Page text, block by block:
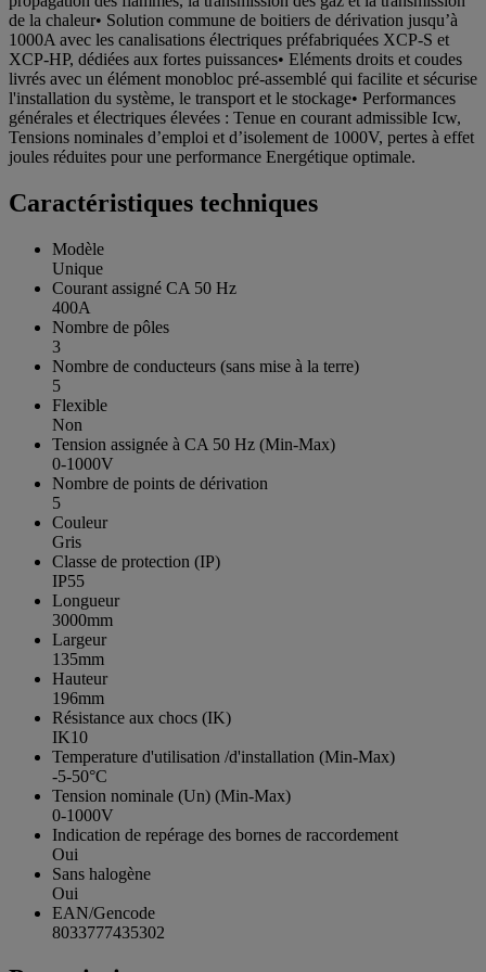
de la chaleur• Solution commune de boitiers de dérivation jusqu’à
1000A avec les canalisations électriques préfabriquées XCP-S et
XCP-HP, dédiées aux fortes puissances• Eléments droits et coudes
livrés avec un élément monobloc pré-assemblé qui facilite et sécurise
l'installation du système, le transport et le stockage• Performances
générales et électriques élevées : Tenue en courant admissible Icw,
Tensions nominales d’emploi et d’isolement de 1000V, pertes à effet
joules réduites pour une performance Energétique optimale.
Caractéristiques techniques
Modèle
Unique
Courant assigné CA 50 Hz
400A
Nombre de pôles
3
Nombre de conducteurs (sans mise à la terre)
5
Flexible
Non
Tension assignée à CA 50 Hz (Min-Max)
0-1000V
Nombre de points de dérivation
5
Couleur
Gris
Classe de protection (IP)
IP55
Longueur
3000mm
Largeur
135mm
Hauteur
196mm
Résistance aux chocs (IK)
IK10
Temperature d'utilisation /d'installation (Min-Max)
-5-50°C
Tension nominale (Un) (Min-Max)
0-1000V
Indication de repérage des bornes de raccordement
Oui
Sans halogène
Oui
EAN/Gencode
8033777435302